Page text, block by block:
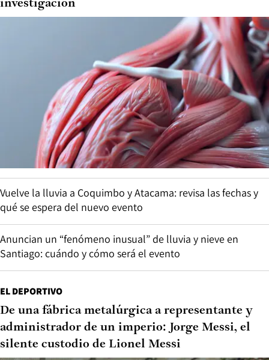
investigación
Vuelve la lluvia a Coquimbo y Atacama: revisa las fechas y
qué se espera del nuevo evento
Anuncian un “fenómeno inusual” de lluvia y nieve en
Santiago: cuándo y cómo será el evento
EL DEPORTIVO
De una fábrica metalúrgica a representante y
administrador de un imperio: Jorge Messi, el
silente custodio de Lionel Messi